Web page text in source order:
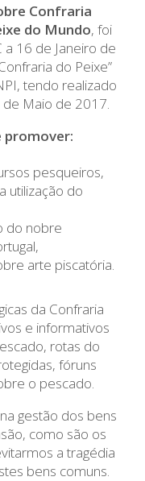
Confraria
do Mundo, foi
a 16 de Janeiro de
do Peixe”
tendo realizado
de Maio de 2017.
promover:
pesqueiros,
utilização do
do nobre
arte piscatória.
da Confraria
e informativos
rotas do
fóruns
o pescado.
gestão dos bens
como são os
a tragédia
bens comuns.